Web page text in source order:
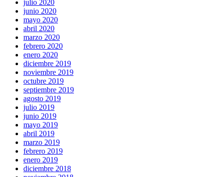
julio 2020
junio 2020
mayo 2020
abril 2020
marzo 2020
febrero 2020
enero 2020
diciembre 2019
noviembre 2019
octubre 2019
septiembre 2019
agosto 2019
julio 2019
junio 2019
mayo 2019
abril 2019
marzo 2019
febrero 2019
enero 2019
diciembre 2018